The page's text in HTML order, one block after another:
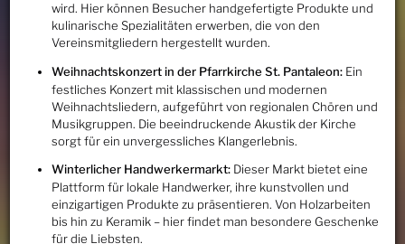
wird. Hier können Besucher handgefertigte Produkte und
kulinarische Spezialitäten erwerben, die von den
Vereinsmitgliedern hergestellt wurden.
Weihnachtskonzert in der Pfarrkirche St. Pantaleon:Ein
festliches Konzert mit klassischen und modernen
Weihnachtsliedern, aufgeführt von regionalen Chören und
Musikgruppen. Die beeindruckende Akustik der Kirche
sorgt für ein unvergessliches Klangerlebnis.
Winterlicher Handwerkermarkt:Dieser Markt bietet eine
Plattform für lokale Handwerker, ihre kunstvollen und
einzigartigen Produkte zu präsentieren. Von Holzarbeiten
bis hin zu Keramik – hier findet man besondere Geschenke
für die Liebsten.